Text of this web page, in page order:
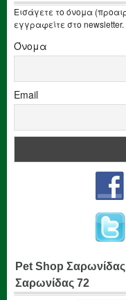
Εισάγετε το όνομα
εγγραφείτε στο newsletter.
Όνομα
Email
Pet Shop
Σαρωνίδας 72